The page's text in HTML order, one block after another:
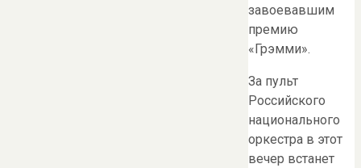
завоевавшим
премию
«Грэмми».
За пульт
Российского
национального
оркестра в этот
вечер встанет